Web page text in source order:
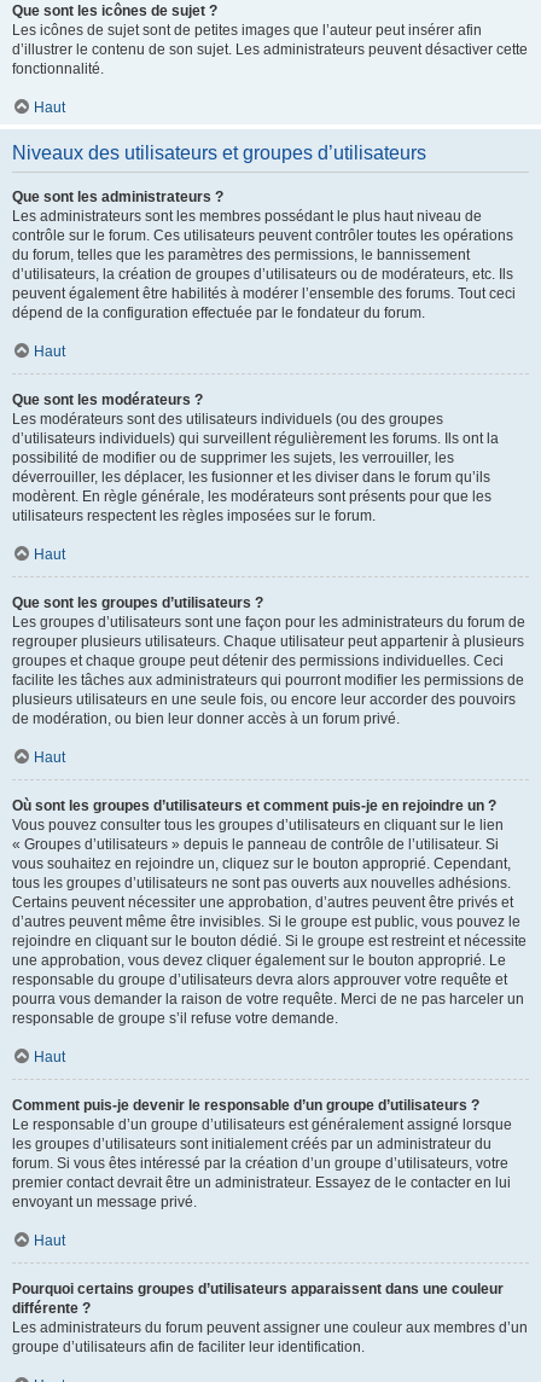
Que sont les icônes de sujet ?
Les icônes de sujet sont de petites images que l’auteur peut insérer afin
d’illustrer le contenu de son sujet. Les administrateurs peuvent désactiver cette
fonctionnalité.
Haut
Niveaux des utilisateurs et groupes d’utilisateurs
Que sont les administrateurs ?
Les administrateurs sont les membres possédant le plus haut niveau de
contrôle sur le forum. Ces utilisateurs peuvent contrôler toutes les opérations
du forum, telles que les paramètres des permissions, le bannissement
d’utilisateurs, la création de groupes d’utilisateurs ou de modérateurs, etc. Ils
peuvent également être habilités à modérer l’ensemble des forums. Tout ceci
dépend de la configuration effectuée par le fondateur du forum.
Haut
Que sont les modérateurs ?
Les modérateurs sont des utilisateurs individuels (ou des groupes
d’utilisateurs individuels) qui surveillent régulièrement les forums. Ils ont la
possibilité de modifier ou de supprimer les sujets, les verrouiller, les
déverrouiller, les déplacer, les fusionner et les diviser dans le forum qu’ils
modèrent. En règle générale, les modérateurs sont présents pour que les
utilisateurs respectent les règles imposées sur le forum.
Haut
Que sont les groupes d’utilisateurs ?
Les groupes d’utilisateurs sont une façon pour les administrateurs du forum de
regrouper plusieurs utilisateurs. Chaque utilisateur peut appartenir à plusieurs
groupes et chaque groupe peut détenir des permissions individuelles. Ceci
facilite les tâches aux administrateurs qui pourront modifier les permissions de
plusieurs utilisateurs en une seule fois, ou encore leur accorder des pouvoirs
de modération, ou bien leur donner accès à un forum privé.
Haut
Où sont les groupes d’utilisateurs et comment puis-je en rejoindre un ?
Vous pouvez consulter tous les groupes d’utilisateurs en cliquant sur le lien
« Groupes d’utilisateurs » depuis le panneau de contrôle de l’utilisateur. Si
vous souhaitez en rejoindre un, cliquez sur le bouton approprié. Cependant,
tous les groupes d’utilisateurs ne sont pas ouverts aux nouvelles adhésions.
Certains peuvent nécessiter une approbation, d’autres peuvent être privés et
d’autres peuvent même être invisibles. Si le groupe est public, vous pouvez le
rejoindre en cliquant sur le bouton dédié. Si le groupe est restreint et nécessite
une approbation, vous devez cliquer également sur le bouton approprié. Le
responsable du groupe d’utilisateurs devra alors approuver votre requête et
pourra vous demander la raison de votre requête. Merci de ne pas harceler un
responsable de groupe s’il refuse votre demande.
Haut
Comment puis-je devenir le responsable d’un groupe d’utilisateurs ?
Le responsable d’un groupe d’utilisateurs est généralement assigné lorsque
les groupes d’utilisateurs sont initialement créés par un administrateur du
forum. Si vous êtes intéressé par la création d’un groupe d’utilisateurs, votre
premier contact devrait être un administrateur. Essayez de le contacter en lui
envoyant un message privé.
Haut
Pourquoi certains groupes d’utilisateurs apparaissent dans une couleur
différente ?
Les administrateurs du forum peuvent assigner une couleur aux membres d’un
groupe d’utilisateurs afin de faciliter leur identification.